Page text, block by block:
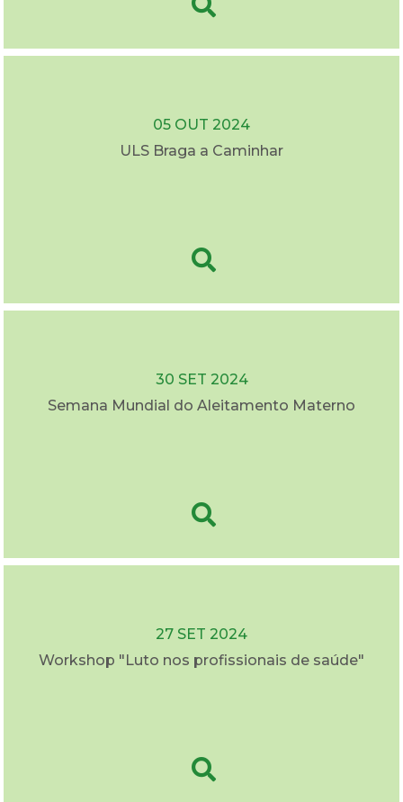
05 OUT 2024
ULS Braga a Caminhar
30 SET 2024
Semana Mundial do Aleitamento Materno
27 SET 2024
Workshop "Luto nos profissionais de saúde"